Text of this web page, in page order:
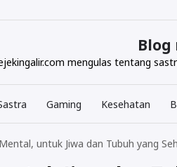
mengulas tentang
Gaming Kesehatan
untuk Jiwa dan Tubuh yang